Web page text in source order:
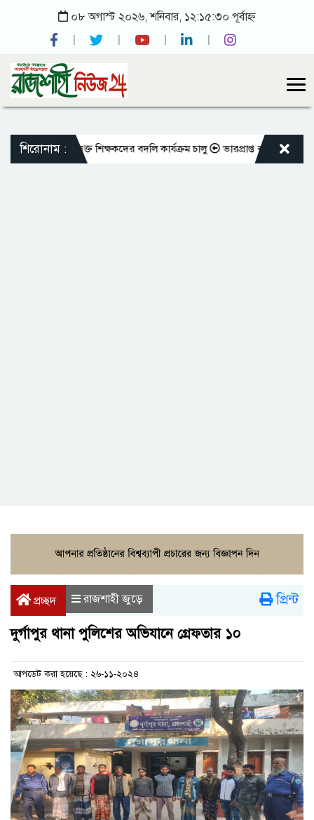
০৮ অগাস্ট ২০২৬, শনিবার, ১২:১৫:৩০ পূর্বাহ্ন
শিরোনাম :
এমপিওভুক্ত শিক্ষকদের বদলি কার্যক্রম চালু ভারপ্রাপ্ত রাষ্ট্রপতিকে
প্রচ্ছদ রাজশাহী জুড়ে প্রিন্ট
দুর্গাপুর থানা পুলিশের অভিযানে গ্রেফতার ১০
আপডেট করা হয়েছে : ২৬-১১-২০২৪